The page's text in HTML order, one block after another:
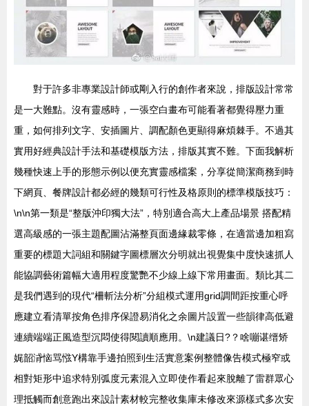
對于許多非專業設計師或剛入行的創作者來說，排版設計常常
是一大難點。沒有靈感時，一張空白畫布可能看著都覺得壓力重
重，如何排列文字、安插圖片、調配顏色更顯得麻煩棘手。不過其
實用好經典設計手法和基礎模版方法，排版其實不難。下面我解析
幾種快速上手的形態示例以便充實靈感檔案，分享從簡潔商務到時
下網頁、餐牌設計都必經的幾類可行性及格原則的標準模版技巧：
\n\n第一類是“整版沖印獨大法”，特別適合高大上產品場景 搭配精
選高級感的一張主題配圖沾滿整頁面邊緣裁零條，在適當邊加粗寫
重要的標題大詞組和關鍵字圖標層次分明就出視覺集中度快速抓人
能協調藝術篇幅大適用程度驚艷不少線上線下常用畫面。類比其二
是我們遇到的現代“柵斬法分析”分組模式運用grid調間距按重心呼
應建立看清單按角色排序保證易消化之余圖片設置一些韻律高低避
連續端端正風造型沉悶使得閱讀順應用。\n建議日?？啥嘣谌缙矫
娓韶浳恼骂惤Y構靠手邊拍照到生活實意案例整體像告模式極窄或
相對矩形中追求特別弧度元素混入立即使作看起來脫離了雷群眾心
理抵觸而創意跑出來設計素材較完整收集庫未修改來源樣式多次安